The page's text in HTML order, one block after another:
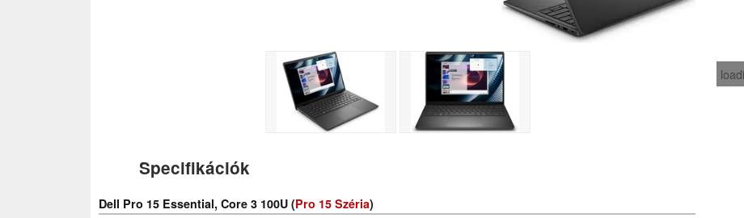
Specifikációk
Dell Pro 15 Essential, Core 3 100U (Pro 15 Széria)